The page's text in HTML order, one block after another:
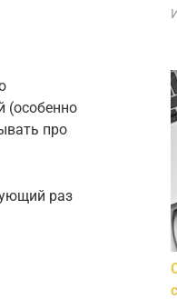
(особенно
про
раз